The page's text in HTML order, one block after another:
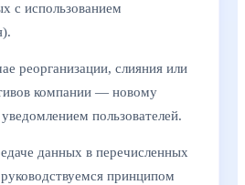
с использованием
реорганизации, слияния или
компании — новому
пользователей.
данных в перечисленных
принципом